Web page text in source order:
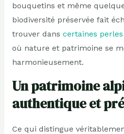
bouquetins et même
biodiversité préservée fait
trouver dans certaines
où nature et patrimoine se
harmonieusement.
Un patrimoine
authentique et
Ce qui distingue